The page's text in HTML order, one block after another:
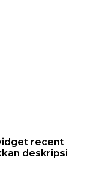
recent
deskripsi